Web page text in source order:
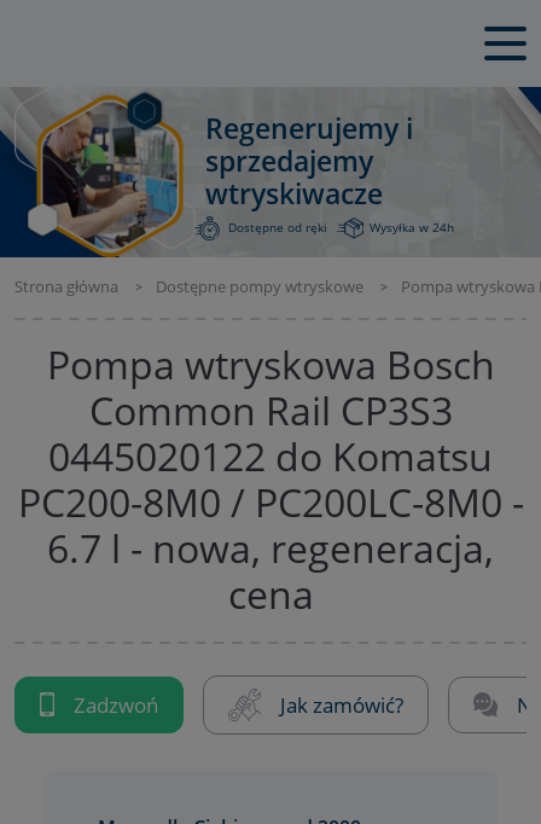
Regenerujemy i
sprzedajemy
wtryskiwacze
Dostępne od ręki Wysyłka w 24h
Strona główna Dostępne pompy wtryskowe Pompa wtryskowa
Pompa wtryskowa Bosch
Common Rail CP3S3
0445020122 do Komatsu
PC200-8M0 / PC200LC-8M0 -
6.7 l - nowa, regeneracja,
cena
Zadzwoń Jak zamówić?